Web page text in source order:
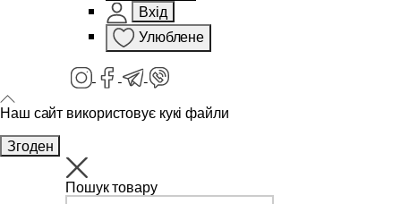
Вхід
Улюблене
Наш сайт використовує кукі файли
Згоден
Пошук товару